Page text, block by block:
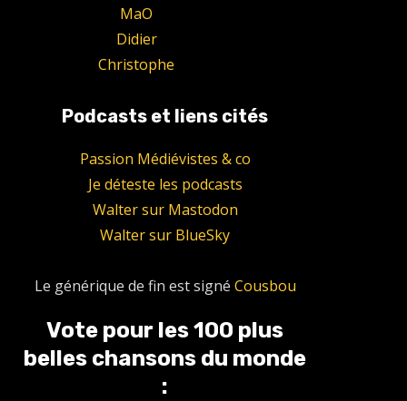
MaO
Didier
Christophe
Podcasts et liens cités
Passion Médiévistes & co
Je déteste les podcasts
Walter sur Mastodon
Walter sur BlueSky
Le générique de fin est signé Cousbou
Vote pour les 100 plus
belles chansons du monde
: